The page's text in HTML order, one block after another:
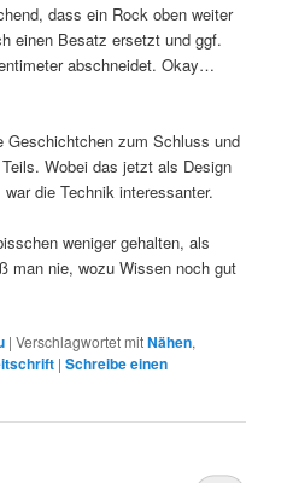
dass ein Rock oben weiter
einen Besatz ersetzt und ggf.
abschneidet. Okay…
Geschichtchen zum Schluss und
Wobei das jetzt als Design
die Technik interessanter.
weniger gehalten, als
man nie, wozu Wissen noch gut
|Verschlagwortet mitNähen,
|Schreibe einen